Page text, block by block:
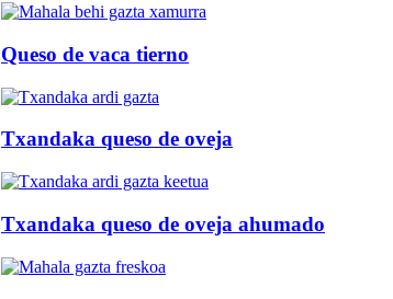
Queso de vaca tierno
Txandaka queso de oveja
Txandaka queso de oveja ahumado